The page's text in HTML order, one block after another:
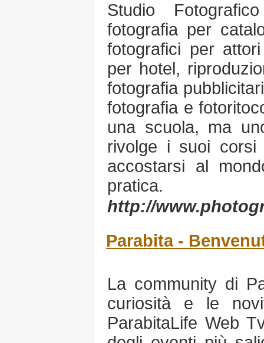
Studio
fotografia per
fotografici per
per hotel,
fotografia
fotografia e
una scuola, ma
rivolge i suoi
accostarsi al
pratica.
http://
Parabita -
La community di
curiosità e le
ParabitaLife Web